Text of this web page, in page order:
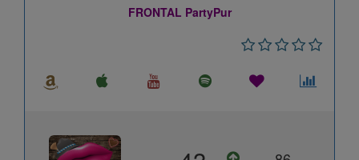
FRONTAL PartyPur